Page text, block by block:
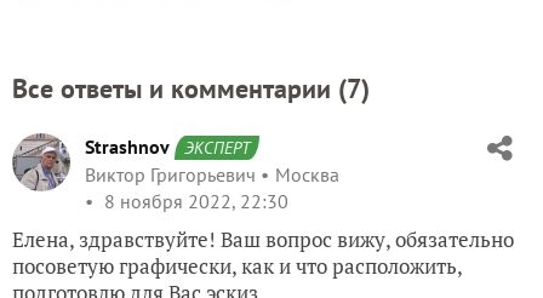
Все ответы и комментарии (7)
Strashnov ЭКСПЕРТ
Виктор Григорьевич
Москва
8 ноября 2022, 22:30
Елена, здравствуйте! Ваш вопрос вижу, обязательно
посоветую графически, как и что расположить,
подготовлю для Вас эскиз.